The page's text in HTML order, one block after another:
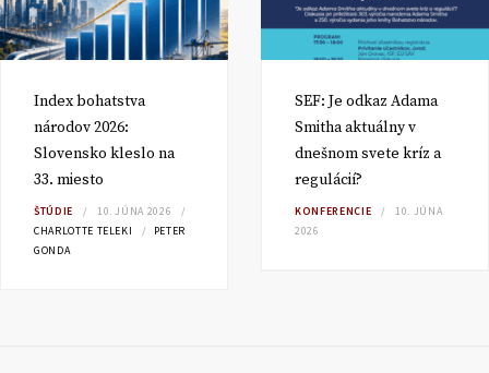
Index bohatstva
národov 2026:
Slovensko kleslo na
33. miesto
ŠTÚDIE
10. JÚNA 2026
CHARLOTTE TELEKI
PETER
GONDA
SEF: Je odkaz Adama
Smitha aktuálny v
dnešnom svete kríz a
regulácií?
KONFERENCIE
10. JÚNA
2026